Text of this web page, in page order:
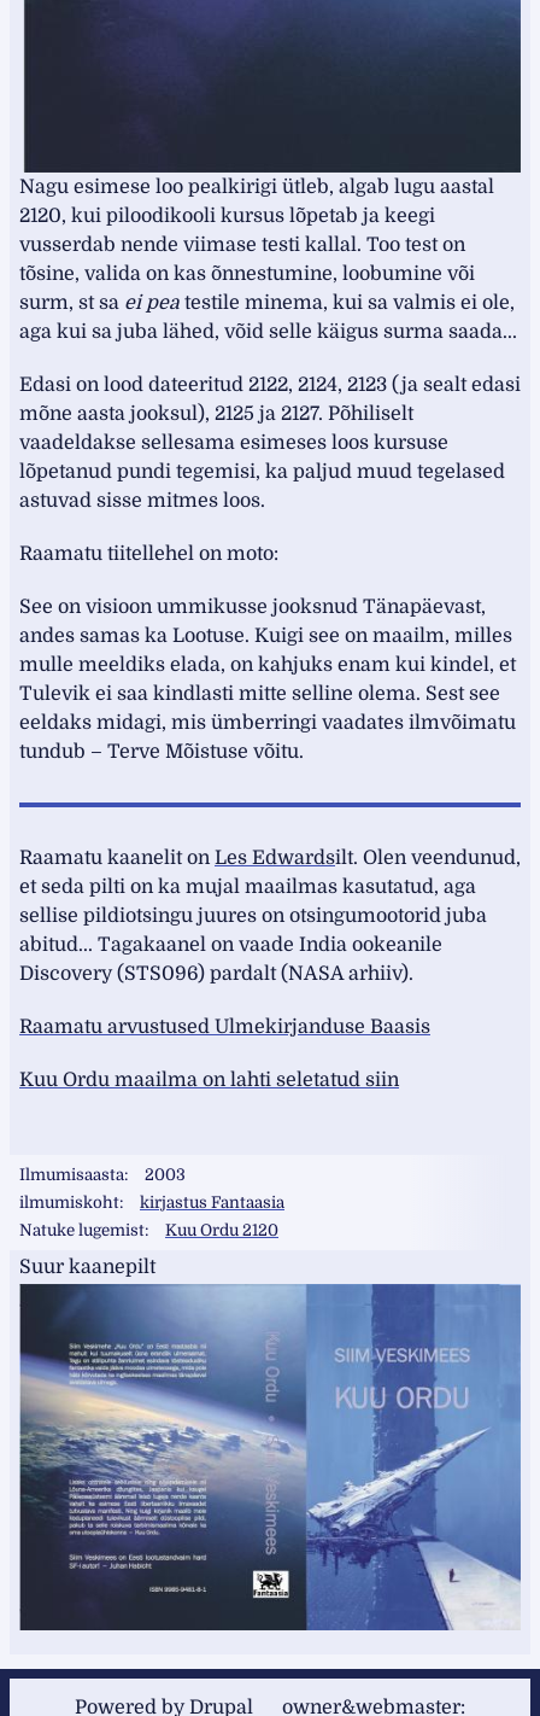
Nagu esimese loo pealkirigi ütleb, algab lugu aastal
2120, kui piloodikooli kursus lõpetab ja keegi
vusserdab nende viimase testi kallal. Too test on
tõsine, valida on kas õnnestumine, loobumine või
surm, st sa ei pea testile minema, kui sa valmis ei ole,
aga kui sa juba lähed, võid selle käigus surma saada...
Edasi on lood dateeritud 2122, 2124, 2123 (ja sealt edasi
mõne aasta jooksul), 2125 ja 2127. Põhiliselt
vaadeldakse sellesama esimeses loos kursuse
lõpetanud pundi tegemisi, ka paljud muud tegelased
astuvad sisse mitmes loos.
Raamatu tiitellehel on moto:
See on visioon ummikusse jooksnud Tänapäevast,
andes samas ka Lootuse. Kuigi see on maailm, milles
mulle meeldiks elada, on kahjuks enam kui kindel, et
Tulevik ei saa kindlasti mitte selline olema. Sest see
eeldaks midagi, mis ümberringi vaadates ilmvõimatu
tundub – Terve Mõistuse võitu.
Raamatu kaanelit on Les Edwardsilt. Olen veendunud,
et seda pilti on ka mujal maailmas kasutatud, aga
sellise pildiotsingu juures on otsingumootorid juba
abitud... Tagakaanel on vaade India ookeanile
Discovery (STS096) pardalt (NASA arhiiv).
Raamatu arvustused Ulmekirjanduse Baasis
Kuu Ordu maailma on lahti seletatud siin
Ilmumisaasta
2003
ilmumiskoht
kirjastus Fantaasia
Natuke lugemist
Kuu Ordu 2120
Suur kaanepilt
Powered byDrupal owner&webmaster: